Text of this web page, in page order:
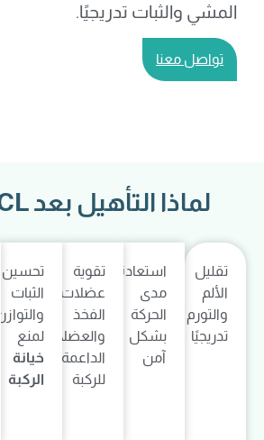
المشي والثبات تدريجيًا.
تواصل معنا
لماذا التأهيل بعد PCL مهم؟
تقليل
الألم
والتورم
تدريجيًا
استعادة
مدى
الحركة
بشكل
آمن
تقوية
عضلات
الفخذ
والعضلات
الداعمة
للركبة
تحسين
الثبات
والتوازن
لمنع
خيانة
الركبة